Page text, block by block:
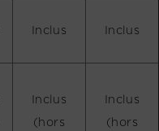
Inclus Inclus
Inclus
(hors
Inclus
(hors